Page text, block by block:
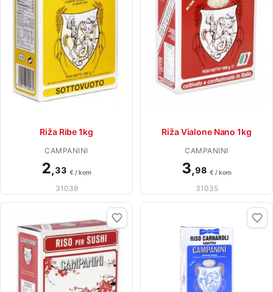
Riža Ribe 1kg
CAMPANINI
2,33 € / kom
31039
Riža Vialone Nano 1kg
CAMPANINI
3,98 € / kom
31035